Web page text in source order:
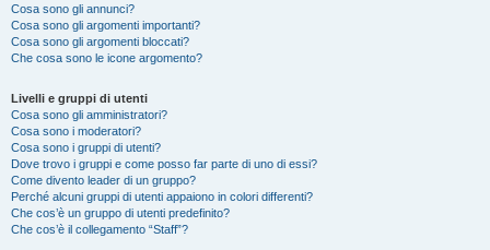
Cosa sono gli annunci?
Cosa sono gli argomenti importanti?
Cosa sono gli argomenti bloccati?
Che cosa sono le icone argomento?
Livelli e gruppi di utenti
Cosa sono gli amministratori?
Cosa sono i moderatori?
Cosa sono i gruppi di utenti?
Dove trovo i gruppi e come posso far parte di uno di essi?
Come divento leader di un gruppo?
Perché alcuni gruppi di utenti appaiono in colori differenti?
Che cos’è un gruppo di utenti predefinito?
Che cos’è il collegamento “Staff”?